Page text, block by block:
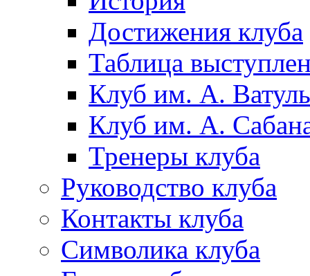
Достижения клуба
Таблица
Клуб им. А.
Клуб им. А.
Тренеры клуба
Руководство клуба
Контакты клуба
Символика клуба